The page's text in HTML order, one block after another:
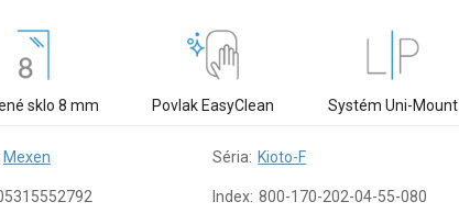
sklo 8 mm Povlak EasyClean Systém Uni-Mount
Mexen Séria: Kioto-F
Index: 800-170-202-04-55-080